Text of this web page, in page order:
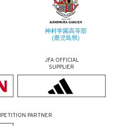
神村学園高等部
(鹿児島県)
JFA OFFICIAL
SUPPLIER
PARTNER